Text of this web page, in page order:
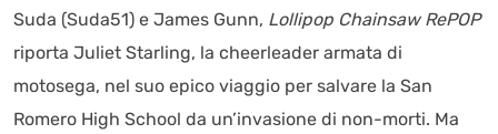
Suda (Suda51) e James Gunn, Lollipop Chainsaw RePOP
riporta Juliet Starling, la cheerleader armata di
motosega, nel suo epico viaggio per salvare la San
Romero High School da un’invasione di non-morti. Ma